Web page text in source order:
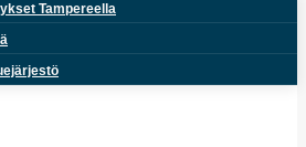
Tampereella